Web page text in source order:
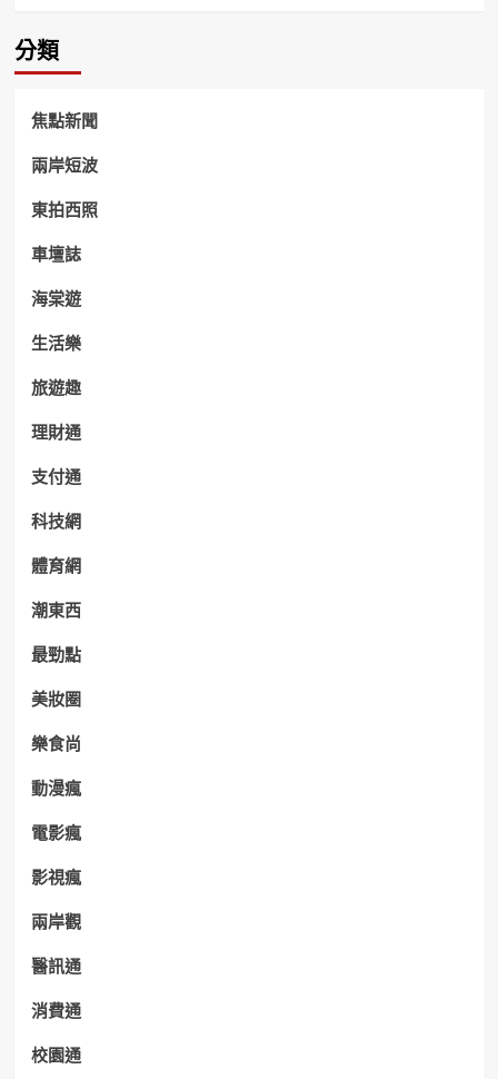
分類
焦點新聞
兩岸短波
東拍西照
車壇誌
海棠遊
生活樂
旅遊趣
理財通
支付通
科技網
體育網
潮東西
最勁點
美妝圈
樂食尚
動漫瘋
電影瘋
影視瘋
兩岸觀
醫訊通
消費通
校園通